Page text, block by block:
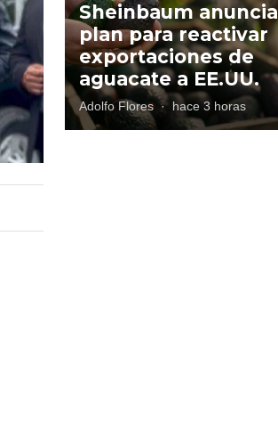
Sheinbaum anuncia
plan para reactivar
exportaciones de
aguacate a EE.UU.
Adolfo Flores · hace 3 horas